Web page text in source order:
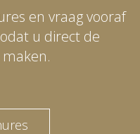
en vraag vooraf
u direct de